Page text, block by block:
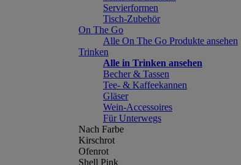
Servierformen
Tisch-Zubehör
On The Go
Alle On The Go Produkte ansehen
Trinken
Alle in Trinken ansehen
Becher & Tassen
Tee- & Kaffeekannen
Gläser
Wein-Accessoires
Für Unterwegs
Nach Farbe
Kirschrot
Ofenrot
Shell Pink